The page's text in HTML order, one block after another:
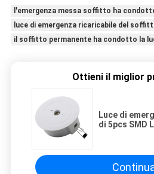
l'emergenza messa soffitto ha
luce di emergenza ricaricabile del
il soffitto permanente ha condotto la
Ottieni il miglior
Luce di
di 5pcs SMD